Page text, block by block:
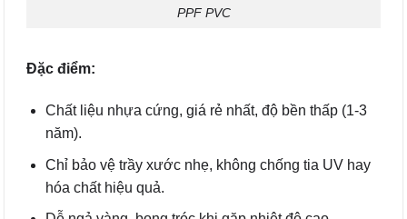
PPF PVC
Đặc điểm:
Chất liệu nhựa cứng, giá rẻ nhất, độ bền thấp (1-3
năm).
Chỉ bảo vệ trầy xước nhẹ, không chống tia UV hay
hóa chất hiệu quả.